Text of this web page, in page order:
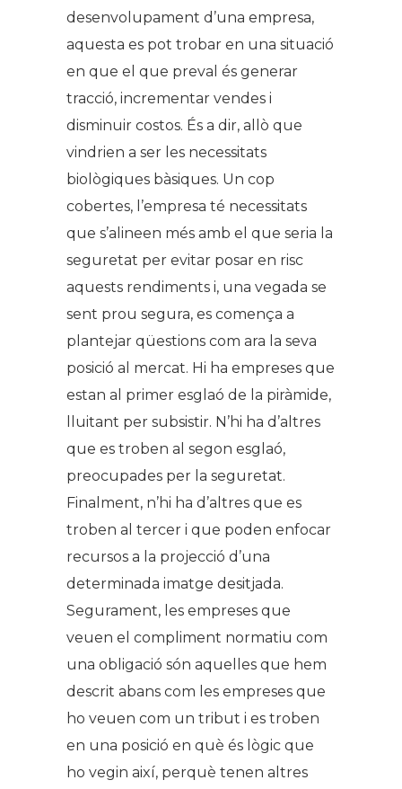
desenvolupament d’una empresa,
aquesta es pot trobar en una situació
en que el que preval és generar
tracció, incrementar vendes i
disminuir costos. És a dir, allò que
vindrien a ser les necessitats
biològiques bàsiques. Un cop
cobertes, l’empresa té necessitats
que s’alineen més amb el que seria la
seguretat per evitar posar en risc
aquests rendiments i, una vegada se
sent prou segura, es comença a
plantejar qüestions com ara la seva
posició al mercat. Hi ha empreses que
estan al primer esglaó de la piràmide,
lluitant per subsistir. N’hi ha d’altres
que es troben al segon esglaó,
preocupades per la seguretat.
Finalment, n’hi ha d’altres que es
troben al tercer i que poden enfocar
recursos a la projecció d’una
determinada imatge desitjada.
Segurament, les empreses que
veuen el compliment normatiu com
una obligació són aquelles que hem
descrit abans com les empreses que
ho veuen com un tribut i es troben
en una posició en què és lògic que
ho vegin així, perquè tenen altres